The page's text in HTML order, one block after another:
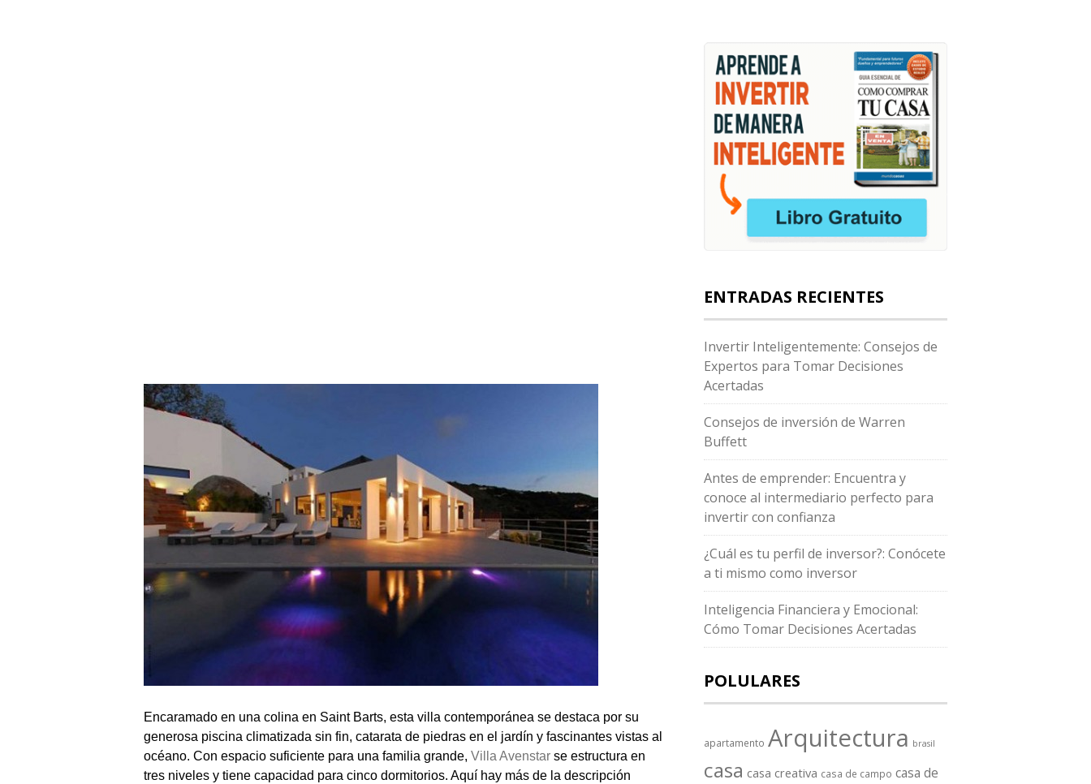
Encaramado en una colina en Saint Barts, esta villa contemporánea se destaca por su
generosa piscina climatizada sin fin, catarata de piedras en el jardín y fascinantes vistas al
océano. Con espacio suficiente para una familia grande, Villa Avenstar se estructura en
tres niveles y tiene capacidad para cinco dormitorios. Aquí hay más de la descripción
ENTRADAS RECIENTES
Invertir Inteligentemente: Consejos de
Expertos para Tomar Decisiones
Acertadas
Consejos de inversión de Warren
Buffett
Antes de emprender: Encuentra y
conoce al intermediario perfecto para
invertir con confianza
¿Cuál es tu perfil de inversor?: Conócete
a ti mismo como inversor
Inteligencia Financiera y Emocional:
Cómo Tomar Decisiones Acertadas
POLULARES
apartamento Arquitectura brasil
casa casa creativa casa de campo casa de